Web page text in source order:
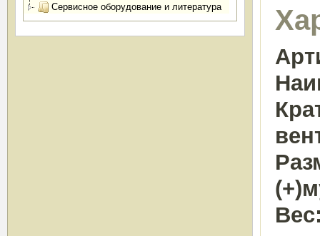
Сервисное оборудование и литература